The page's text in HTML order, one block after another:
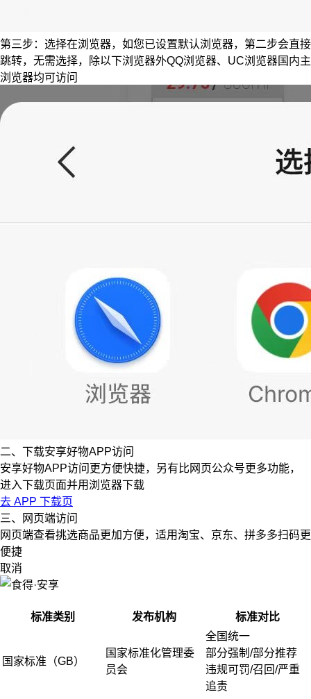
第三步：选择在浏览器，如您已设置默认浏览器，第二步会直接
跳转，无需选择，除以下浏览器外QQ浏览器、UC浏览器国内主
浏览器均可访问
二、下载安享好物APP访问
安享好物APP访问更方便快捷，另有比网页公众号更多功能，
进入下载页面并用浏览器下载
去 APP 下载页
三、网页端访问
网页端查看挑选商品更加方便，适用淘宝、京东、拼多多扫码更
便捷
取消
标准类别 发布机构 标准对比
国家标准（GB）
国家标准化管理委
员会
全国统一
部分强制/部分推荐
违规可罚/召回/严重
追责